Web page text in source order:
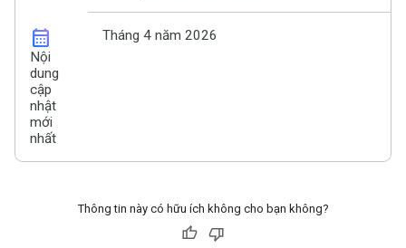
calendar_month
Nội
dung
cập
nhật
mới
nhất
Tháng 4 năm 2026
Thông tin này có hữu ích không cho bạn không?